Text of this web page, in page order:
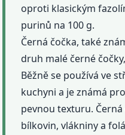
oproti klasickým
purinů na 100 g.
Černá čočka, také
druh malé černé
Běžně se používá ve
kuchyni a je známá
pevnou texturu.
bílkovin, vlákniny a